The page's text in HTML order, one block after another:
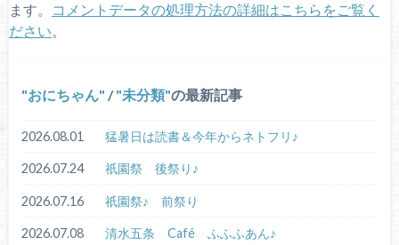
ます。
コメントデータの処理方法の詳細はこちらをご覧く
ださい。
おにちゃん / 未分類 の最新記事
2026.08.01 猛暑日は読書＆今年からネトフリ♪
2026.07.24 祇園祭 後祭り♪
2026.07.16 祇園祭♪ 前祭り
2026.07.08 清水五条 Café ふふふあん♪